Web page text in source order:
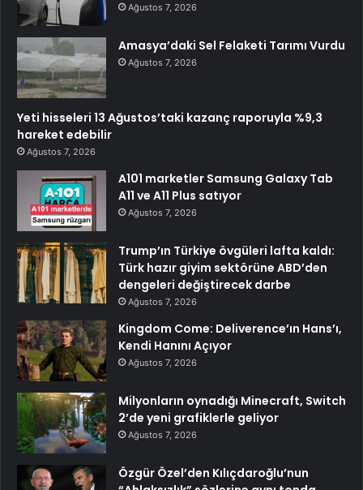
Ağustos 7, 2026
Amasya’daki Sel Felaketi Tarımı Vurdu
Ağustos 7, 2026
Yeti hisseleri 13 Ağustos’taki kazanç raporuyla %9,3
hareket edebilir
Ağustos 7, 2026
A101 marketler Samsung Galaxy Tab
A11 ve A11 Plus satıyor
Ağustos 7, 2026
Trump’ın Türkiye övgüleri lafta kaldı:
Türk hazır giyim sektörüne ABD’den
dengeleri değiştirecek darbe
Ağustos 7, 2026
Kingdom Come: Deliverence’ın Hans’ı,
Kendi Hanını Açıyor
Ağustos 7, 2026
Milyonların oynadığı Minecraft, Switch
2’de yeni grafiklerle geliyor
Ağustos 7, 2026
Özgür Özel’den Kılıçdaroğlu’nun